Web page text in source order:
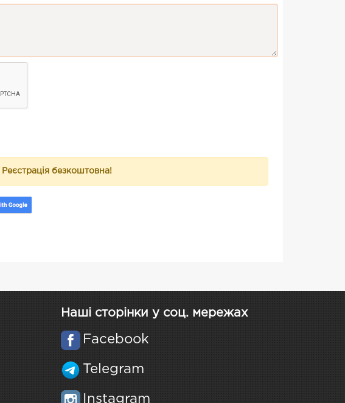
Реєстрація безкоштовна!
Наші сторінки у соц. мережах
Facebook
Telegram
Instagram